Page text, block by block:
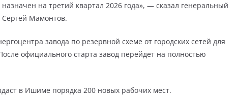
на третий квартал 2026 года», — сказал генеральный
Мамонтов.
завода по резервной схеме от городских сетей для
официального старта завод перейдет на полностью
в Ишиме порядка 200 новых рабочих мест.